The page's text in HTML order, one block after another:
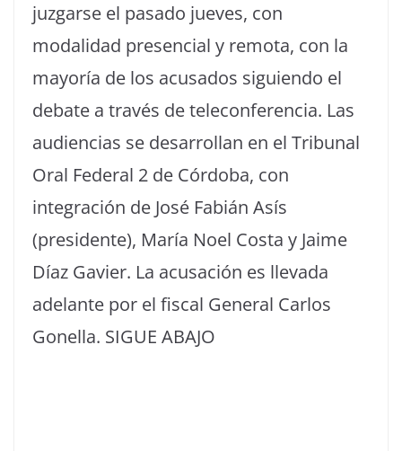
juzgarse el pasado jueves, con
modalidad presencial y remota, con la
mayoría de los acusados siguiendo el
debate a través de teleconferencia. Las
audiencias se desarrollan en el Tribunal
Oral Federal 2 de Córdoba, con
integración de José Fabián Asís
(presidente), María Noel Costa y Jaime
Díaz Gavier. La acusación es llevada
adelante por el fiscal General Carlos
Gonella. SIGUE ABAJO